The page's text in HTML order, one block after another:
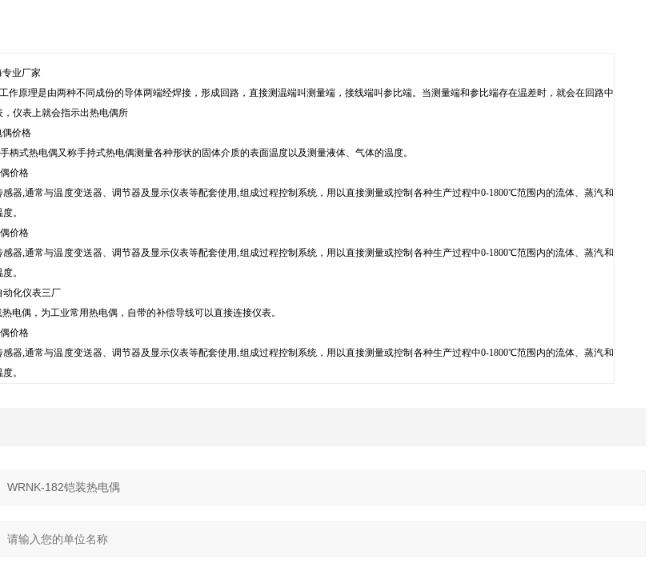
业厂家
作原理是由两种不同成份的导体两端经焊接，形成回路，直接测温端叫测量端，接线端叫参比端。当测量端和参比端存在温差时，就会在回路中
仪表上就会指示出热电偶所
偶价格
柄式热电偶又称手持式热电偶测量各种形状的固体介质的表面温度以及测量液体、气体的温度。
价格
器,通常与温度变送器、调节器及显示仪表等配套使用,组成过程控制系统，用以直接测量或控制各种生产过程中0-1800℃范围内的流体、蒸汽和
。
价格
器,通常与温度变送器、调节器及显示仪表等配套使用,组成过程控制系统，用以直接测量或控制各种生产过程中0-1800℃范围内的流体、蒸汽和
。
动化仪表三厂
电偶，为工业常用热电偶，自带的补偿导线可以直接连接仪表。
价格
器,通常与温度变送器、调节器及显示仪表等配套使用,组成过程控制系统，用以直接测量或控制各种生产过程中0-1800℃范围内的流体、蒸汽和
。